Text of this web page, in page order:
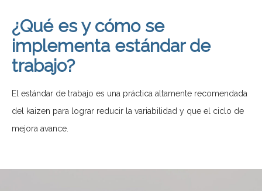
¿Qué es y cómo se
implementa estándar de
trabajo?
El estándar de trabajo es una práctica altamente recomendada
del kaizen para lograr reducir la variabilidad y que el ciclo de
mejora avance.